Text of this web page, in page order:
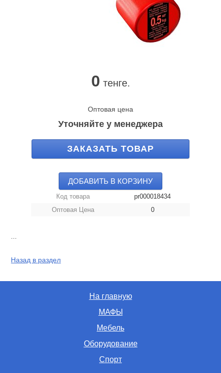
0 тенге.
Оптовая цена
Уточняйте у менеджера
ЗАКАЗАТЬ ТОВАР
ДОБАВИТЬ В КОРЗИНУ
Код товара
pr000018434
Оптовая Цена
0
Назад в раздел
На главную
МАФЫ
Мебель
Оборудование
Спорт